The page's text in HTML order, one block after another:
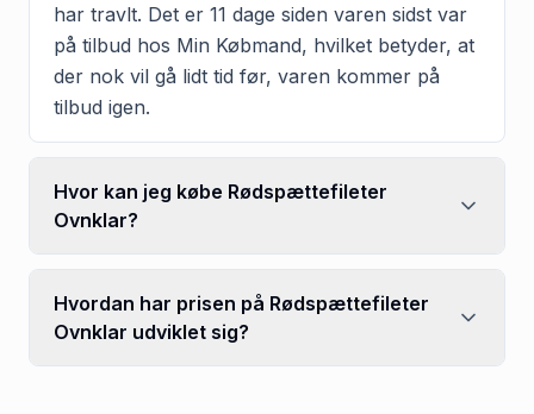
har travlt. Det er 11 dage siden varen sidst var
på tilbud hos Min Købmand, hvilket betyder, at
der nok vil gå lidt tid før, varen kommer på
tilbud igen.
Hvor kan jeg købe Rødspættefileter
Ovnklar?
Hvordan har prisen på Rødspættefileter
Ovnklar udviklet sig?